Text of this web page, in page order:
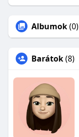
Albumok(0)
Barátok(8)